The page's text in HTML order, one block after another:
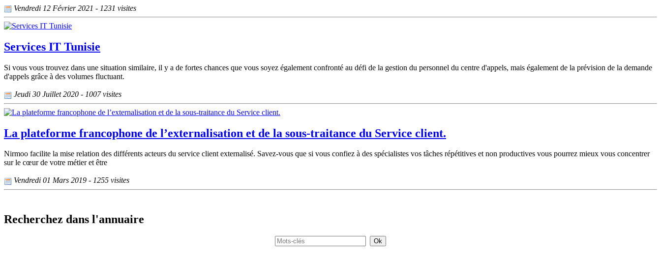
Vendredi 12 Février 2021 - 1231 visites
Services IT Tunisie
Si vous vous trouvez dans une situation similaire, il y a de fortes chances que vous soyez également confronté au défi de la gestion du personnel du centre d'appels, mais également de la prévision de la demande
d'appels grâce à des volumes fluctuant.
Jeudi 30 Juillet 2020 - 1007 visites
La plateforme francophone de l’externalisation et de la sous-traitance du Service client.
Nirmoo facilite la mise relation des différents acteurs du service client externalisé. Savez-vous que si vous confiez à des spécialistes vos tâches répétitives et non productives vous pourrez mieux vous concentrer
sur le cœur de votre métier et être
Vendredi 01 Mars 2019 - 1255 visites
Recherchez dans l'annuaire